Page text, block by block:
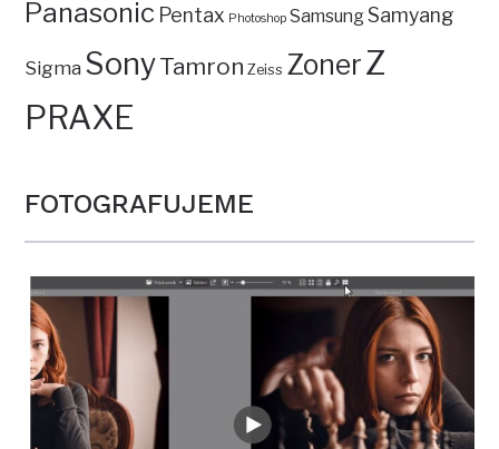
Panasonic Pentax Photoshop SamsungSamyang
Sigma SonyTamron Zeiss ZonerZ
PRAXE
FOTOGRAFUJEME